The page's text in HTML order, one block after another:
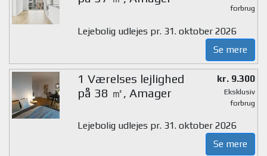
forbrug
Lejebolig udlejes pr. 31. oktober 2026
Se mere
1 Værelses lejlighed
på 38 ㎡, Amager
kr. 9.300
Eksklusiv
forbrug
Lejebolig udlejes pr. 31. oktober 2026
Se mere